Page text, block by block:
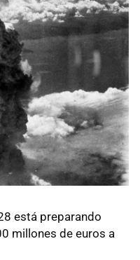
está preparando
millones de euros a